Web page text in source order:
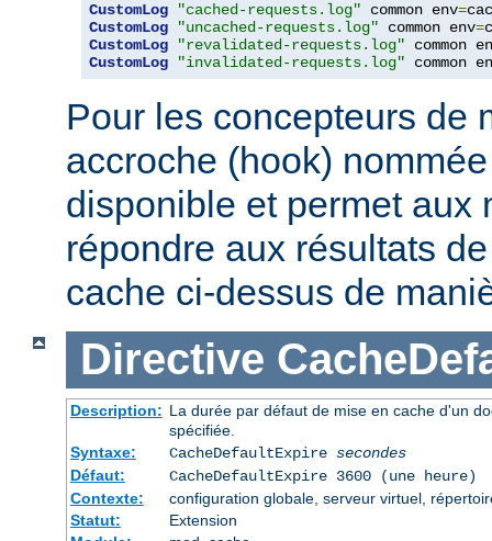
CustomLog "cached-requests.log" common env=
CustomLog
"uncached-requests.log" common env=
CustomLog
"revalidated-requests.log" common
CustomLog
"invalidated-requests.log" common
Pour les concepteurs de
accroche (hook)
disponible et permet aux
répondre aux résultats
cache ci-dessus de
Directive
Description: La durée par défaut de mise en cache d'un
spécifiée.
Syntaxe:
CacheDefaultExpire secondes
Défaut:
CacheDefaultExpire 3600 (une heure)
Contexte:
configuration globale, serveur virtuel,
Statut:
Extension